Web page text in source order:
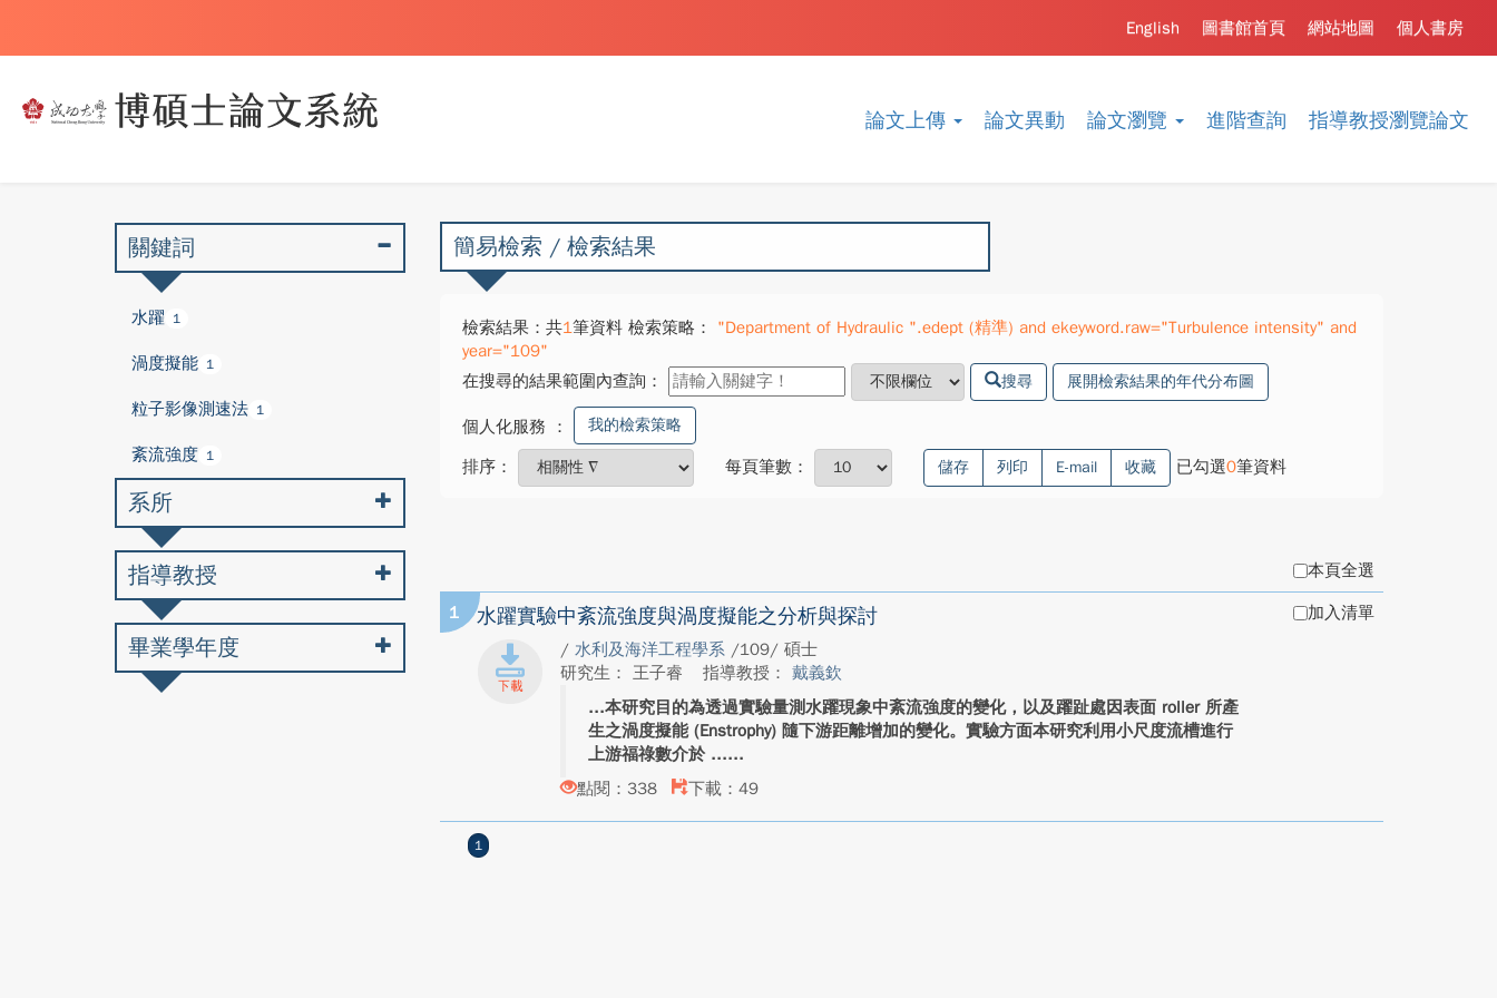
論文上傳 論文異動 論文瀏覽 進階查詢 指導教授瀏覽論文
個人書房
網站地圖
圖書館首頁
English
簡易檢索 / 檢索結果
檢索結果：共1筆資料 檢索策略：
"Department of Hydraulic ".edept (精準) and ekeyword.raw="Turbulence intensity" and
year="109"
在搜尋的結果範圍內查詢：
搜尋 展開檢索結果的年代分布圖
個人化服務 ： 我的檢索策略
排序： 每頁筆數： 儲存 列印 E-mail 收藏 已勾選0筆資料
本頁全選
1 水躍實驗中紊流強度與渦度擬能之分析與探討
/ 水利及海洋工程學系 /109/ 碩士
研究生： 王子睿
指導教授： 戴義欽
本研究目的為透過實驗量測水躍現象中紊流強度的變化，以及躍趾處因表面 roller 所產
生之渦度擬能 (Enstrophy) 隨下游距離增加的變化。實驗方面本研究利用小尺度流槽進行
上游福祿數介於 ...
點閱：338
下載：49
加入清單
1
關鍵詞
水躍 1
渦度擬能 1
粒子影像測速法 1
紊流強度 1
系所
指導教授
畢業學年度